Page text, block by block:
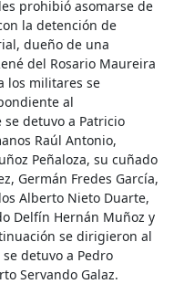
prohibió asomarse de
la detención de
dueño de una
del Rosario Maureira
los militares se
al
detuvo a Patricio
Raúl Antonio,
Peñaloza, su cuñado
Germán Fredes García,
Alberto Nieto Duarte,
Delfín Hernán Muñoz y
se dirigieron al
detuvo a Pedro
Servando Galaz.